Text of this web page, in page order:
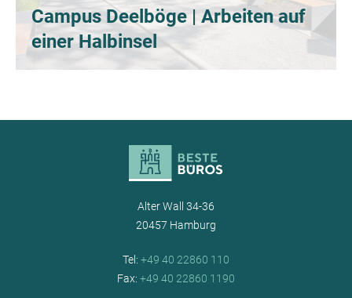
Campus Deelböge | Arbeiten auf
einer Halbinsel
Alter Wall 34-36
20457 Hamburg
Tel: +49 40 22860 110
Fax: +49 40 22860 1190